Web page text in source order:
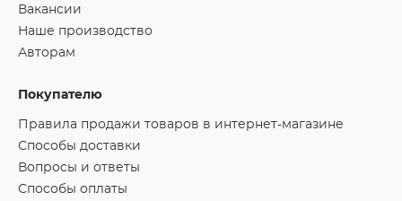
Вакансии
Наше производство
Авторам
Покупателю
Правила продажи товаров в интернет-магазине
Способы доставки
Вопросы и ответы
Способы оплаты